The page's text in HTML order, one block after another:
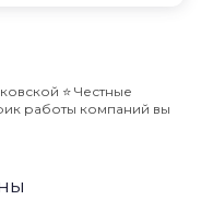
⭐️ Честные
работы компаний вы